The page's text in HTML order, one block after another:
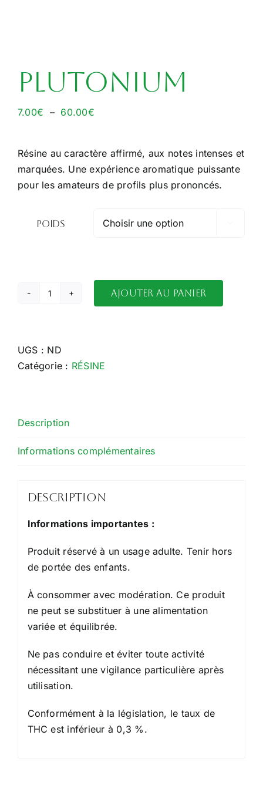
Plutonium
7.00€ – 60.00€Plage
7.00€
à
60.00€
Résine au caractère affirmé, aux notes intenses et
marquées. Une expérience aromatique puissante
pour les amateurs de profils plus prononcés.
Poids
quantité
Ajouter au panier
UGS : ND
Catégorie : RÉSINE
Description
Informations complémentaires
Description
Informations importantes :
Produit réservé à un usage adulte. Tenir hors
de portée des enfants.
À consommer avec modération. Ce produit
ne peut se substituer à une alimentation
variée et équilibrée.
Ne pas conduire et éviter toute activité
nécessitant une vigilance particulière après
utilisation.
Conformément à la législation, le taux de
THC est inférieur à 0,3 %.